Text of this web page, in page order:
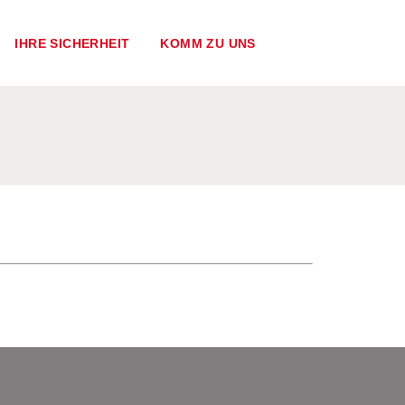
IHRE SICHERHEIT KOMM ZU UNS